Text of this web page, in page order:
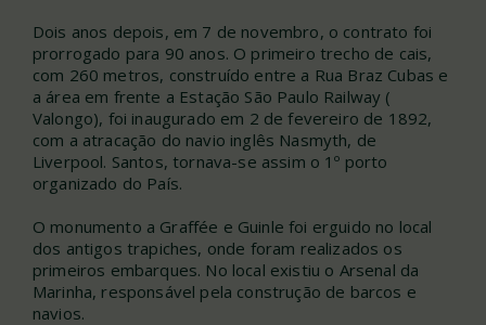
Dois anos depois, em 7 de novembro, o contrato foi
prorrogado para 90 anos. O primeiro trecho de cais,
com 260 metros, construído entre a Rua Braz Cubas e
a área em frente a Estação São Paulo Railway (
Valongo), foi inaugurado em 2 de fevereiro de 1892,
com a atracação do navio inglês Nasmyth, de
Liverpool. Santos, tornava-se assim o 1º porto
organizado do País.
O monumento a Graffée e Guinle foi erguido no local
dos antigos trapiches, onde foram realizados os
primeiros embarques. No local existiu o Arsenal da
Marinha, responsável pela construção de barcos e
navios.